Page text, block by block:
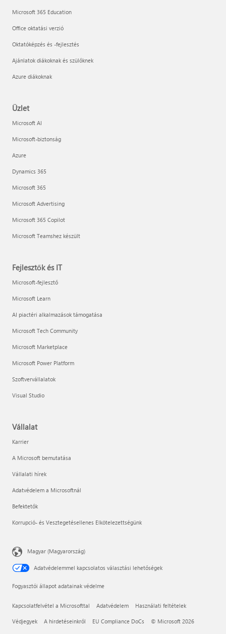
Microsoft 365 Education
Office oktatási verzió
Oktatóképzés és -fejlesztés
Ajánlatok diákoknak és szülőknek
Azure diákoknak
Üzlet
Microsoft AI
Microsoft-biztonság
Azure
Dynamics 365
Microsoft 365
Microsoft Advertising
Microsoft 365 Copilot
Microsoft Teamshez készült
Fejlesztők és IT
Microsoft-fejlesztő
Microsoft Learn
AI piactéri alkalmazások támogatása
Microsoft Tech Community
Microsoft Marketplace
Microsoft Power Platform
Szoftvervállalatok
Visual Studio
Vállalat
Karrier
A Microsoft bemutatása
Vállalati hírek
Adatvédelem a Microsoftnál
Befektetők
Korrupció- és Vesztegetésellenes Elkötelezettségünk
Magyar (Magyarország)
Adatvédelemmel kapcsolatos választási lehetőségek
Fogyasztói állapot adatainak védelme
Kapcsolatfelvétel a Microsofttal Adatvédelem Használati feltételek
Védjegyek A hirdetéseinkről EU Compliance DoCs © Microsoft 2026